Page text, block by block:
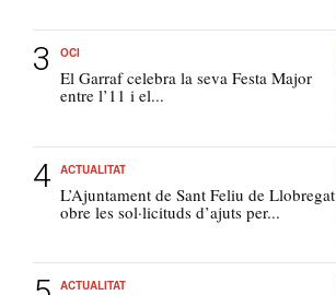
OCI
El Garraf celebra la seva Festa Major
entre l’11 i el...
ACTUALITAT
L’Ajuntament de Sant Feliu de Llobregat
obre les sol·licituds d’ajuts per...
ACTUALITAT